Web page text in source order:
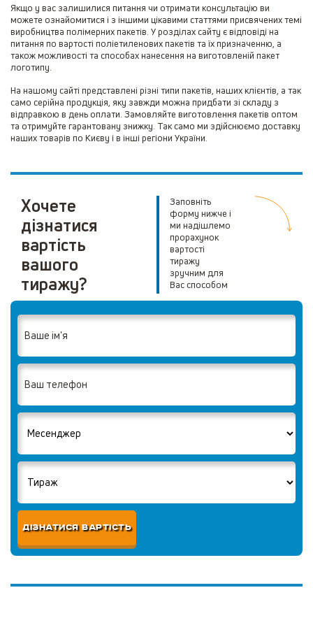
Якщо у вас залишилися питання чи отримати консультацію ви
можете ознайомитися і з іншими цікавими статтями присвячених темі
виробництва полімерних пакетів. У розділах сайту є відповіді на
питання по вартості поліетиленових пакетів та їх призначенню, а
також можливості та способах нанесення на виготовленій пакет
логотипу.
На нашому сайті представлені різні типи пакетів, наших клієнтів, а так
само серійна продукція, яку завжди можна придбати зі складу з
відправкою в день оплати. Замовляйте виготовлення пакетів оптом
та отримуйте гарантовану знижку. Так само ми здійснюємо доставку
наших товарів по Києву і в інші регіони України.
Хочете
дізнатися
вартість
вашого
тиражу?
Заповніть
форму нижче і
ми надішлемо
прорахунок
вартості
тиражу
зручним для
Вас способом
ДІЗНАТИСЯ ВАРТІСТЬ